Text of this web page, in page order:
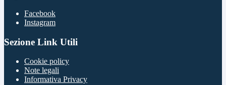
Facebook
Instagram
Sezione Link Utili
Cookie policy
Note legali
Informativa Privacy